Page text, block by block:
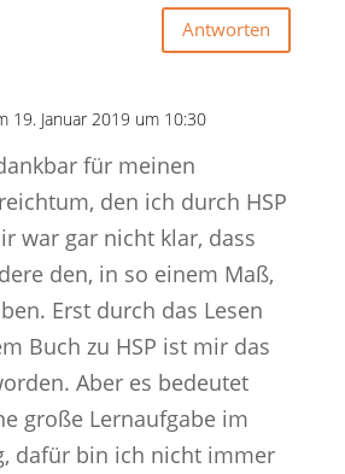
Antworten
19. Januar 2019 um 10:30
für meinen
den ich durch HSP
war gar nicht klar, dass
den, in so einem Maß,
Erst durch das Lesen
Buch zu HSP ist mir das
Aber es bedeutet
große Lernaufgabe im
dafür bin ich nicht immer